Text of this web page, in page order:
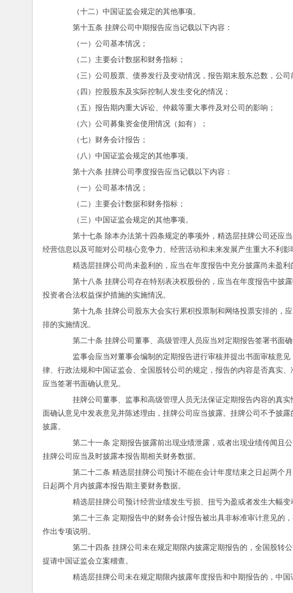
（十二）中国证监会规定的其他事项。
第十五条 挂牌公司中期报告应当记载以下内容：
（一）公司基本情况；
（二）主要会计数据和财务指标；
（三）公司股票、债券发行及变动情况，报告期末股东总数，公司
（四）控股股东及实际控制人发生变化的情况；
（五）报告期内重大诉讼、仲裁等重大事件及对公司的影响；
（六）公司募集资金使用情况（如有）；
（七）财务会计报告；
（八）中国证监会规定的其他事项。
第十六条 挂牌公司季度报告应当记载以下内容：
（一）公司基本情况；
（二）主要会计数据和财务指标；
（三）中国证监会规定的其他事项。
第十七条 除本办法第十四条规定的事项外，精选层挂牌公司还应
经营信息以及可能对公司核心竞争力、经营活动和未来发展产生重大不利影
精选层挂牌公司尚未盈利的，应当在年度报告中充分披露尚未盈利
第十八条 挂牌公司存在特别表决权股份的，应当在年度报告中披
投资者合法权益保护措施的实施情况。
第十九条 挂牌公司股东大会实行累积投票制和网络投票安排的，
排的实施情况。
第二十条 挂牌公司董事、高级管理人员应当对定期报告签署书面确
监事会应当对董事会编制的定期报告进行审核并提出书面审核意见
律、行政法规和中国证监会、全国股转公司的规定，报告的内容是否真实
应当签署书面确认意见。
挂牌公司董事、监事和高级管理人员无法保证定期报告内容的真实
面确认意见中发表意见并陈述理由，挂牌公司应当披露。挂牌公司不予披
披露。
第二十一条 定期报告披露前出现业绩泄露，或者出现业绩传闻且公
挂牌公司应当及时披露本报告期相关财务数据。
第二十二条 精选层挂牌公司预计不能在会计年度结束之日起两个
日起两个月内披露本报告期主要财务数据。
精选层挂牌公司预计经营业绩发生亏损、扭亏为盈或者发生大幅变
第二十三条 定期报告中的财务会计报告被出具非标准审计意见的
作出专项说明。
第二十四条 挂牌公司未在规定期限内披露定期报告的，全国股转
提请中国证监会立案稽查。
精选层挂牌公司未在规定期限内披露年度报告和中期报告的，中国